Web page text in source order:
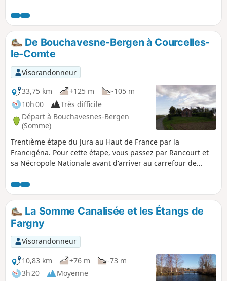
de marécages et collines couvertes de champs et bosquets
épars.
De Bouchavesne-Bergen à Courcelles-
le-Comte
Visorandonneur
33,75 km
+125 m
-105 m
10h 00
Très difficile
Départ à Bouchavesnes-Bergen
(Somme)
Trentième étape du Jura au Haut de France par la
Francigéna. Pour cette étape, vous passez par Rancourt et
sa Nécropole Nationale avant d'arriver au carrefour de
de Bapaume, ville chargée d’histoire, qui s’est distinguée
par le passé comme étant un des lieux de passage
incontournables de nombreux rois pendant leurs
déplacements dans l’Artois. Puis c'est en direction d'Arras
que cette étape se poursuit.
La Somme Canalisée et les Étangs de
Fargny
Visorandonneur
10,83 km
+76 m
-73 m
3h 20
Moyenne